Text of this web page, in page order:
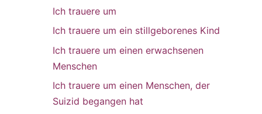
Ich trauere um
Ich trauere um ein stillgeborenes Kind
Ich trauere um einen erwachsenen
Menschen
Ich trauere um einen Menschen, der
Suizid begangen hat